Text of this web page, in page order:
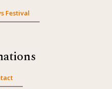
Festival